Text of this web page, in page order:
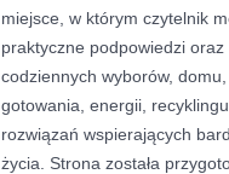
miejsce, w którym czytelnik
praktyczne podpowiedzi
codziennych wyborów,
gotowania, energii,
rozwiązań wspierających
życia. Strona została